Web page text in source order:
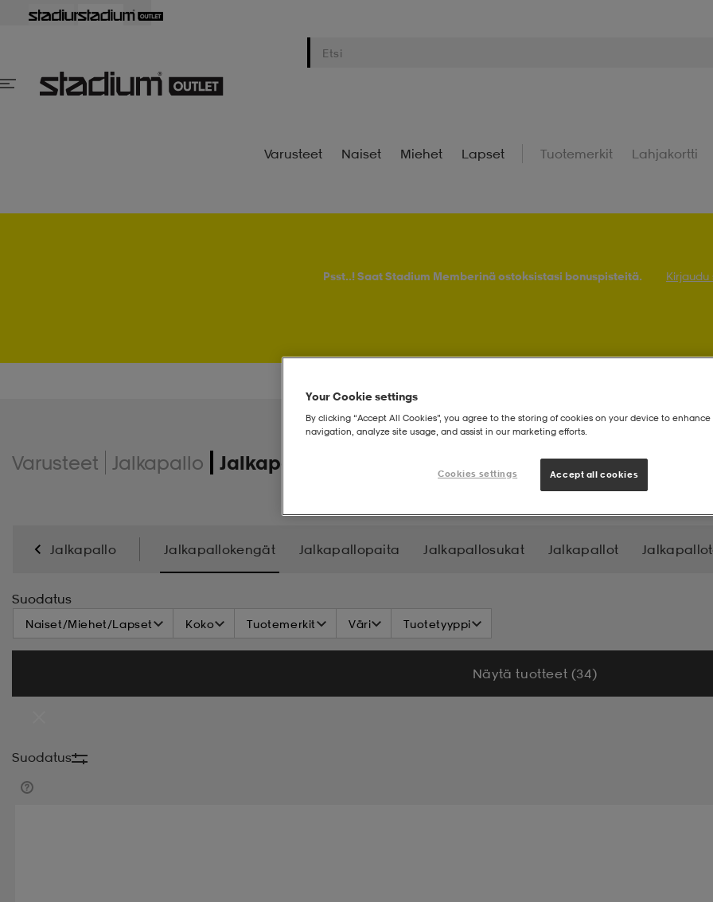
Varusteet Naiset Miehet Lapset Tuotemerkit Lahjakortti
Psst..! Saat Stadium Memberinä ostoksistasi bonuspisteitä. Kirjaudu
Varusteet Jalkapallo Jalkapallokengät
Jalkapallo Jalkapallokengät Jalkapallopaita Jalkapallosukat Jalkapallot
Säärisuojat
Suodatus
Naiset/Miehet/Lapset Koko Tuotemerkit Väri Tuotetyyppi
Näytä tuotteet (34)
Suodatus
Your Cookie settings
By clicking “Accept All Cookies”, you agree to the storing of cookies on your device to enhance
navigation, analyze site usage, and assist in our marketing efforts.
Cookies settings Accept all cookies